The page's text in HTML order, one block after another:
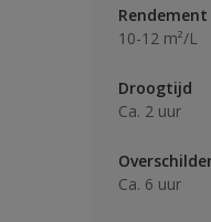
Rendement
10-12 m²/L
Droogtijd
Ca. 2 uur
Ca. 6 uur